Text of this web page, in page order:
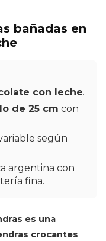
bañadas en
con leche.
de 25 cm con
según
argentina con
fina.
es una
crocantes